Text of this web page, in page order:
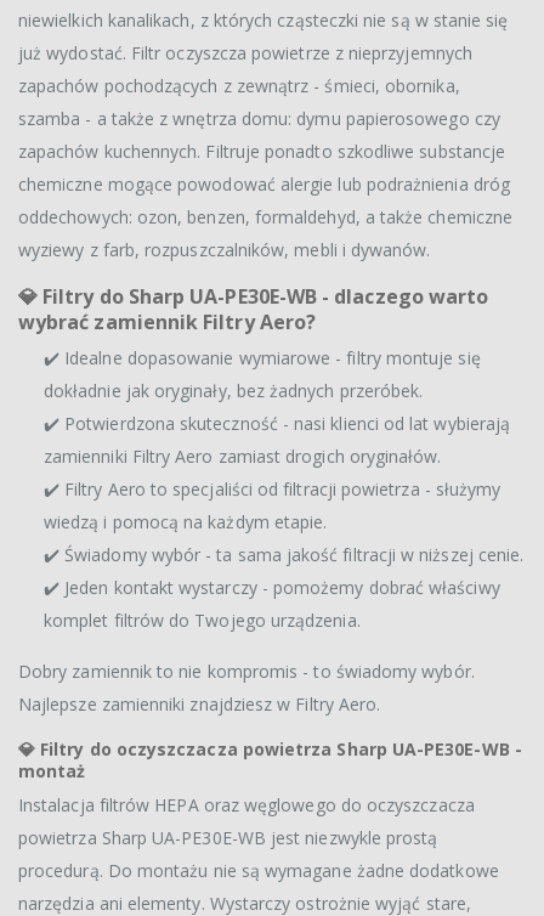
niewielkich kanalikach, z których cząsteczki nie są w stanie się
już wydostać. Filtr oczyszcza powietrze z nieprzyjemnych
zapachów pochodzących z zewnątrz - śmieci, obornika,
szamba - a także z wnętrza domu: dymu papierosowego czy
zapachów kuchennych. Filtruje ponadto szkodliwe substancje
chemiczne mogące powodować alergie lub podrażnienia dróg
oddechowych: ozon, benzen, formaldehyd, a także chemiczne
wyziewy z farb, rozpuszczalników, mebli i dywanów.
💎 Filtry do Sharp UA-PE30E-WB - dlaczego warto
wybrać zamiennik Filtry Aero?
✔️ Idealne dopasowanie wymiarowe - filtry montuje się
dokładnie jak oryginały, bez żadnych przeróbek.
✔️ Potwierdzona skuteczność - nasi klienci od lat wybierają
zamienniki Filtry Aero zamiast drogich oryginałów.
✔️ Filtry Aero to specjaliści od filtracji powietrza - służymy
wiedzą i pomocą na każdym etapie.
✔️ Świadomy wybór - ta sama jakość filtracji w niższej cenie.
✔️ Jeden kontakt wystarczy - pomożemy dobrać właściwy
komplet filtrów do Twojego urządzenia.
Dobry zamiennik to nie kompromis - to świadomy wybór.
Najlepsze zamienniki znajdziesz w Filtry Aero.
💎 Filtry do oczyszczacza powietrza Sharp UA-PE30E-WB -
montaż
Instalacja filtrów HEPA oraz węglowego do oczyszczacza
powietrza Sharp UA-PE30E-WB jest niezwykle prostą
procedurą. Do montażu nie są wymagane żadne dodatkowe
narzędzia ani elementy. Wystarczy ostrożnie wyjąć stare,